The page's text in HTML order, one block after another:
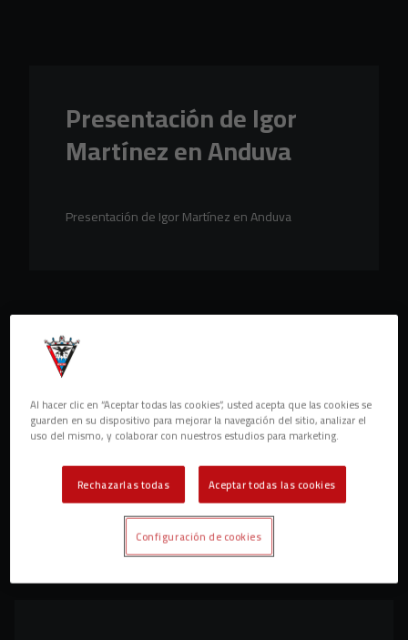
Presentación de Igor
Martínez en Anduva
Presentación de Igor Martínez en Anduva
Al hacer clic en “Aceptar todas las cookies”, usted acepta que las cookies se
guarden en su dispositivo para mejorar la navegación del sitio, analizar el
uso del mismo, y colaborar con nuestros estudios para marketing.
Rechazarlas todas Aceptar todas las cookies
Configuración de cookies